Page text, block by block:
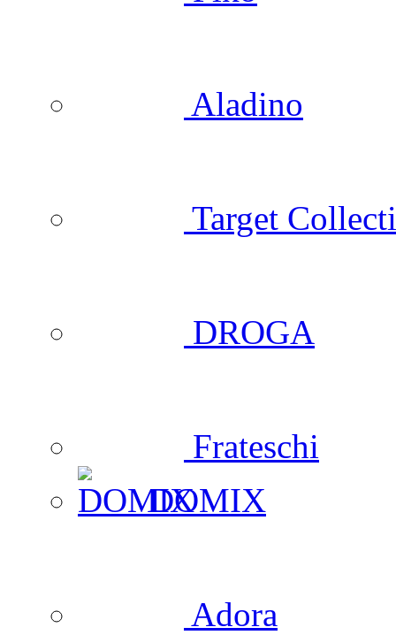
Aladino
Target
DROGA
Frateschi
DOMIX
Adora